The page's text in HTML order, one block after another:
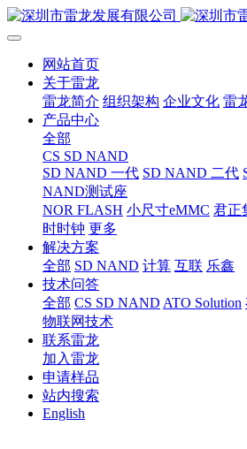
网站首页
关于雷龙
雷龙简介 组织架构 企业文化 雷
产品中心
全部
CS SD NAND
SD NAND 一代 SD NAND 二代
NAND测试座
NOR FLASH 小尺寸eMMC 君正
时时钟 更多
解决方案
全部 SD NAND 计算 互联 乐鑫
技术问答
全部 CS SD NAND ATO Solution
物联网技术
联系雷龙
加入雷龙
申请样品
站内搜索
English